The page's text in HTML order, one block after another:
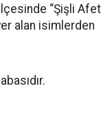
“Şişli Afet
alan isimlerden